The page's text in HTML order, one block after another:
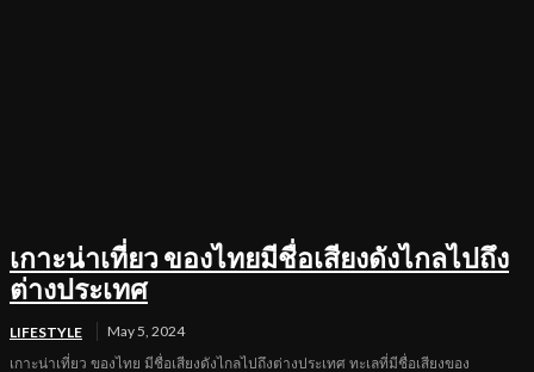
เกาะน่าเที่ยว ของไทยมีชื่อเสียงดังไกลไปถึง
ต่างประเทศ
LIFESTYLE May 5, 2024
เกาะน่าเที่ยว ของไทย มีชื่อเสียงดังไกลไปถึงต่างประเทศ ทะเลที่มีชื่อเสียงของ